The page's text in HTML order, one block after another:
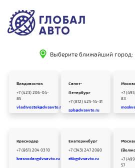
Выберите ближайший город:
Владивосток
+7 (423) 206-04-
85
vladivostok@dvsavto.ru
Санкт-
Петербург
+7 (812) 425-14-31
spb@dvsavto.ru
+7
83
Краснодар
+7 (861) 204 03 10
krasnodar@dvsavto.ru
Екатеринбург
+7 (343) 247 2080
ekb@dvsavto.ru
+7
57